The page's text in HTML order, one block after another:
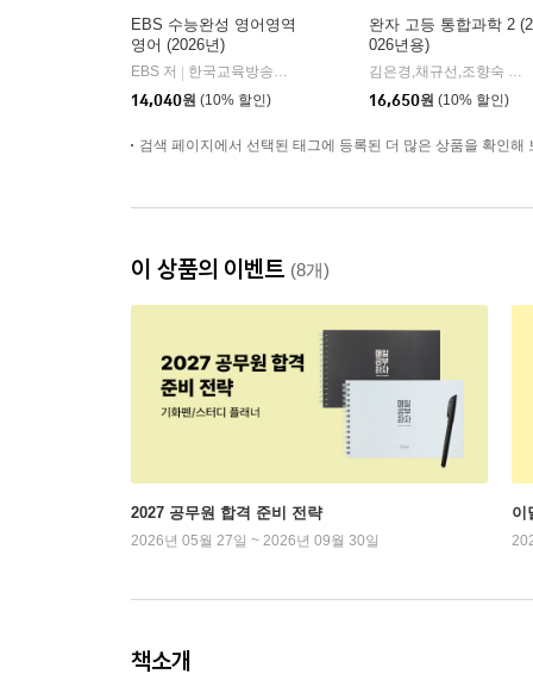
EBS 수능완성 영어영역
영어 (2026년)
EBS 저
한국교육방송공사
14,040원 (10% 할인)
완자 고등 통합과학 2 (2
026년용)
김은경,채규선,조향숙 등저
16,650원 (10% 할인)
검색 페이지에서 선택된 태그에 등록된 더 많은 상품을 확인해
이 상품의 이벤트 (8개)
2027 공무원 합격 준비 전략
2026년 05월 27일 ~ 2026년 09월 30일
이
책소개